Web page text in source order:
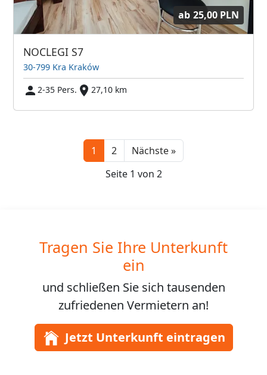
ab 25,00 PLN
NOCLEGI S7
30-799 Kra Kraków
2-35 Pers.
27,10 km
1 2 Nächste »Next
Seite 1 von 2
Tragen Sie Ihre Unterkunft
ein
und schließen Sie sich tausenden
zufriedenen Vermietern an!
Jetzt Unterkunft eintragen